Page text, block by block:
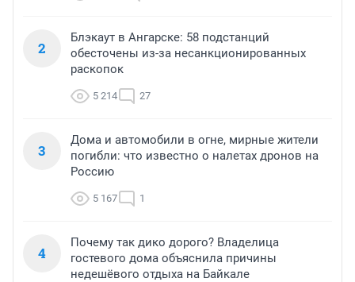
2
Блэкаут в Ангарске: 58 подстанций
обесточены из-за несанкционированных
раскопок
5 214 27
3
Дома и автомобили в огне, мирные жители
погибли: что известно о налетах дронов на
Россию
5 167 1
4
Почему так дико дорого? Владелица
гостевого дома объяснила причины
недешёвого отдыха на Байкале